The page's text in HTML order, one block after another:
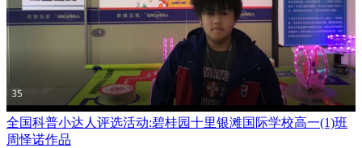
全国科普小达人评选活动:碧桂园十里银滩国际学校高一(1)班
周怿诺作品